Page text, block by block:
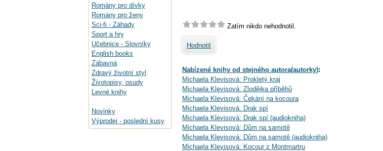
Romány pro dívky
Romány pro ženy
Sci-fi - Záhady
Sport a hry
Učebnice - Slovníky
English books
Zábavná
Zdravý životní styl
Životopisy, osudy
Levné knihy
Novinky
Výprodej - poslední kusy
Zatím nikdo nehodnotil.
Hodnotit
Nabízené knihy od stejného autora(autorky):
Michaela Klevisová: Prokletý kraj
Michaela Klevisová: Zlodějka příběhů
Michaela Klevisová: Čekání na kocoura
Michaela Klevisová: Drak spí
Michaela Klevisová: Drak spí (audiokniha)
Michaela Klevisová: Dům na samotě
Michaela Klevisová: Dům na samotě (audiokniha)
Michaela Klevisová: Kocour z Montmartru